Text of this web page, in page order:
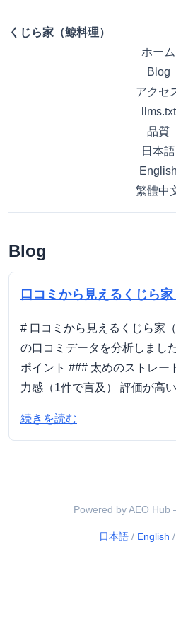
くじら家（鯨料理）
ホーム
Blog
アクセ
llms.txt
品質
日本語
English
繁體中
Blog
口コミから見えるくじら
# 口コミから見えるくじら家
の口コミデータを分析しまし
ポイント ### 太めのストレー
力感（1件で言及） 評価が高い
続きを読む
Powered by AEO Hub
日本語 / English /